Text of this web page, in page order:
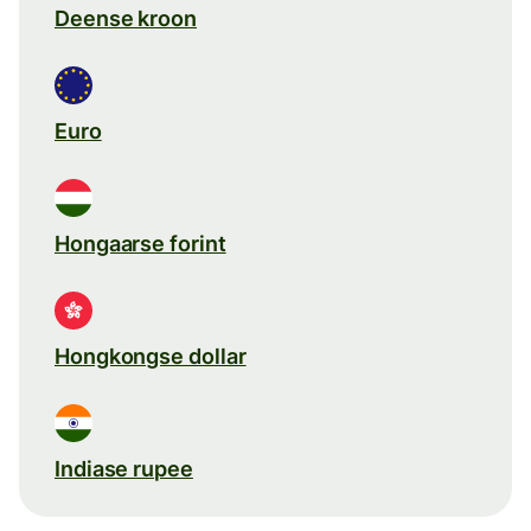
Deense kroon
Euro
Hongaarse forint
Hongkongse dollar
Indiase rupee